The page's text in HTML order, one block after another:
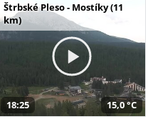
Štrbské Pleso - Mostíky (11
km)
18:25 15,0 °C